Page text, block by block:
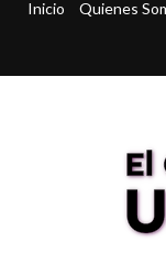
Inicio Quienes